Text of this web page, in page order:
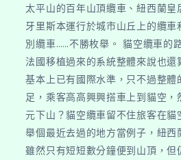
太平山的百年山頂纜車、紐西蘭
牙里斯本運行於城市山丘上的纜
別纜車……不勝枚舉。 貓空纜車的
法國移植過來的系統整體來說也
基本上已有國際水準，只不過整
足，乘客高高興興搭車上到貓空
元下山？貓空纜車留不住旅客在貓
舉個最近去過的地方當例子，紐西
雖然只有短短數分鐘便到山頂，